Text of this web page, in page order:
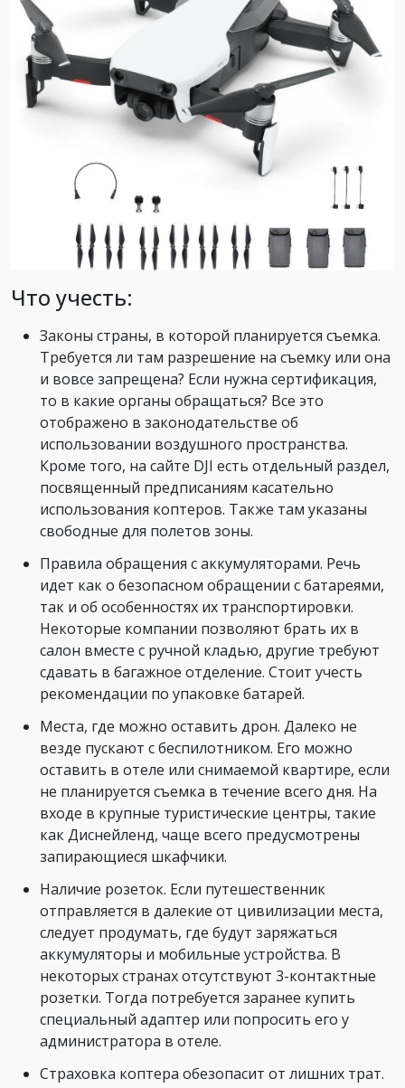
Что учесть:
Законы страны, в которой планируется съемка.
Требуется ли там разрешение на съемку или она
и вовсе запрещена? Если нужна сертификация,
то в какие органы обращаться? Все это
отображено в законодательстве об
использовании воздушного пространства.
Кроме того, на сайте DJI есть отдельный раздел,
посвященный предписаниям касательно
использования коптеров. Также там указаны
свободные для полетов зоны.
Правила обращения с аккумуляторами. Речь
идет как о безопасном обращении с батареями,
так и об особенностях их транспортировки.
Некоторые компании позволяют брать их в
салон вместе с ручной кладью, другие требуют
сдавать в багажное отделение. Стоит учесть
рекомендации по упаковке батарей.
Места, где можно оставить дрон. Далеко не
везде пускают с беспилотником. Его можно
оставить в отеле или снимаемой квартире, если
не планируется съемка в течение всего дня. На
входе в крупные туристические центры, такие
как Диснейленд, чаще всего предусмотрены
запирающиеся шкафчики.
Наличие розеток. Если путешественник
отправляется в далекие от цивилизации места,
следует продумать, где будут заряжаться
аккумуляторы и мобильные устройства. В
некоторых странах отсутствуют 3-контактные
розетки. Тогда потребуется заранее купить
специальный адаптер или попросить его у
администратора в отеле.
Страховка коптера обезопасит от лишних трат.